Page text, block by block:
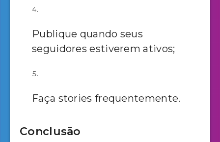
Publique quando seus
seguidores estiverem ativos;
Faça stories frequentemente.
Conclusão